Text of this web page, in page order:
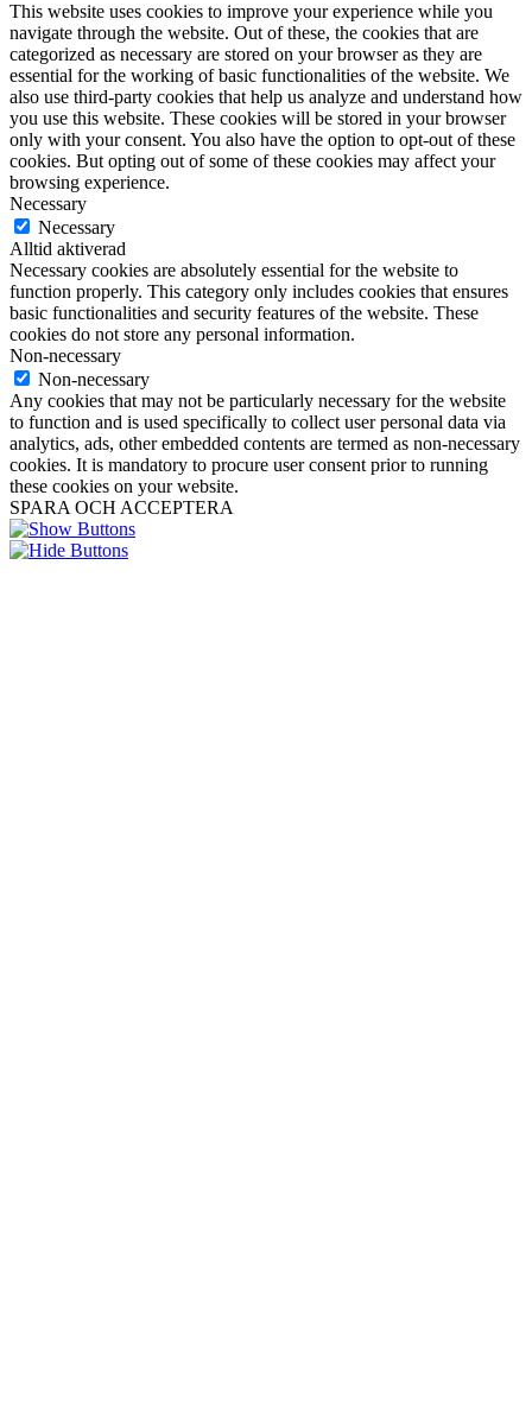
This website uses cookies to improve your experience while you
navigate through the website. Out of these, the cookies that are
categorized as necessary are stored on your browser as they are
essential for the working of basic functionalities of the website. We
also use third-party cookies that help us analyze and understand how
you use this website. These cookies will be stored in your browser
only with your consent. You also have the option to opt-out of these
cookies. But opting out of some of these cookies may affect your
browsing experience.
Necessary
Necessary
Alltid aktiverad
Necessary cookies are absolutely essential for the website to
function properly. This category only includes cookies that ensures
basic functionalities and security features of the website. These
cookies do not store any personal information.
Non-necessary
Non-necessary
Any cookies that may not be particularly necessary for the website
to function and is used specifically to collect user personal data via
analytics, ads, other embedded contents are termed as non-necessary
cookies. It is mandatory to procure user consent prior to running
these cookies on your website.
SPARA OCH ACCEPTERA